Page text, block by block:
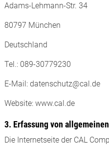
Adams-Lehmann-Str. 34
80797 München
Deutschland
Tel.: 089-30779230
E-Mail: datenschutz@cal.de
Website: www.cal.de
3. Erfassung von
Die Internetseite der CAL